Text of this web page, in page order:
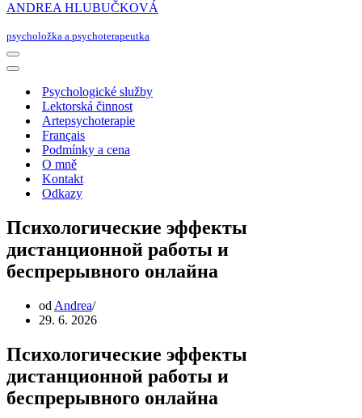
ANDREA HLUBUČKOVÁ
psycholožka a psychoterapeutka
Navigační
menu
Navigační
Psychologické služby
Lektorská činnost
Artepsychoterapie
Français
Podmínky a cena
O mně
Kontakt
Odkazy
Психологические эффекты
дистанционной работы и
беспрерывного онлайна
od Andrea
29. 6. 2026
Психологические эффекты
дистанционной работы и
беспрерывного онлайна